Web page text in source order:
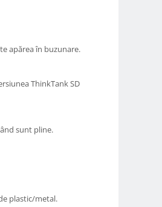
apărea în buzunare.
ThinkTank SD
sunt pline.
plastic/metal.